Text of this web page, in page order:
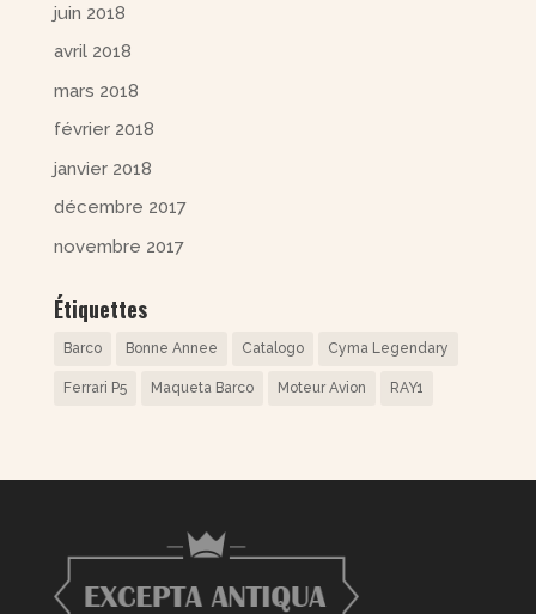
juin 2018
avril 2018
mars 2018
février 2018
janvier 2018
décembre 2017
novembre 2017
Étiquettes
Barco Bonne Annee Catalogo Cyma Legendary
Ferrari P5 Maqueta Barco Moteur Avion RAY1